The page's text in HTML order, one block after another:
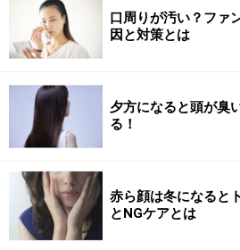
口周りが汚い？ファ
因と対策とは
夕方になると頭が臭
る！
赤ら顔は冬になると
とNGケアとは